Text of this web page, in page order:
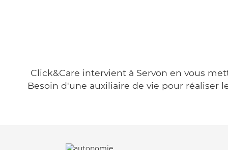
Click&Care intervient à Servon en vous
Besoin d'une auxiliaire de vie pour réaliser